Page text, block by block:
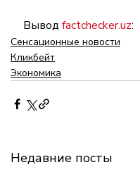
Вывод factchecker.uz:
Сенсационные новости
Кликбейт
Экономика
Недавние посты